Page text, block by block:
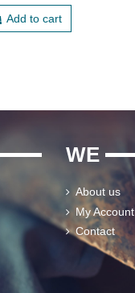
Add to cart
WE
About us
My Account
Contact